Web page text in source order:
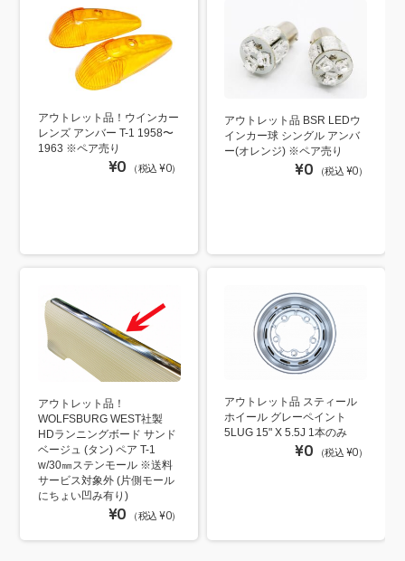
アウトレット品！ウインカー
レンズ アンバー T-1 1958〜
1963 ※ペア売り
¥0 （税込 ¥0）
アウトレット品 BSR LEDウ
インカー球 シングル アンバ
ー(オレンジ) ※ペア売り
¥0 （税込 ¥0）
アウトレット品！
WOLFSBURG WEST社製
HDランニングボード サンド
ベージュ (タン) ペア T-1
w/30㎜ステンモール ※送料
サービス対象外 (片側モール
にちょい凹み有り)
¥0 （税込 ¥0）
アウトレット品 スティール
ホイール グレーペイント
5LUG 15" X 5.5J 1本のみ
¥0 （税込 ¥0）